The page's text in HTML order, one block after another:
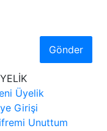
Gönder
Üyelik
Girişi
Unuttum